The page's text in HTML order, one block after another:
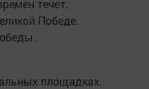
течет.
Победе.
площадках.